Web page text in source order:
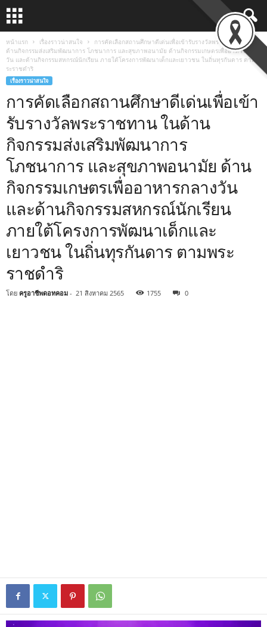
หน้าแรก เรื่องราวน่าสนใจ
การคัดเลือกสถานศึกษาดีเด่นเพื่อเข้ารับรางวัลพระราชทาน ใน
ด้านกิจกรรมส่งเสริมพัฒนาการ โภชนาการ และสุขภาพอนามัย ด้านกิจกรรมเกษตรเพื่ออาหารกลาง
วัน และด้านกิจกรรมสหกรณ์นักเรียน ภายใต้โครงการพัฒนาเด็กและเยาวชน ในถิ่นทุรกันดาร ตามพ
ระราชดำริ
เรื่องราวน่าสนใจ
การคัดเลือกสถานศึกษาดีเด่นเพื่อเข้า
รับรางวัลพระราชทาน ในด้าน
กิจกรรมส่งเสริมพัฒนาการ
โภชนาการ และสุขภาพอนามัย ด้าน
กิจกรรมเกษตรเพื่ออาหารกลางวัน
และด้านกิจกรรมสหกรณ์นักเรียน
ภายใต้โครงการพัฒนาเด็กและ
เยาวชน ในถิ่นทุรกันดาร ตามพระ
ราชดำริ
โดย ครูอาชีพดอทคอม - 21 สิงหาคม 2565 1755 0